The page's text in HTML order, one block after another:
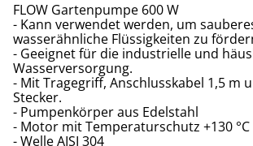
FLOW Gartenpumpe 600 W
- Kann verwendet werden, um
wasserähnliche Flüssigkeiten zu
- Geeignet für die industrielle und
Wasserversorgung.
- Mit Tragegriff, Anschlusskabel 1,5 m
Stecker.
- Pumpenkörper aus Edelstahl
- Motor mit Temperaturschutz +130 °C
- Welle AISI 304